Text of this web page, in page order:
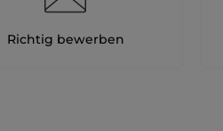
Richtig bewerben